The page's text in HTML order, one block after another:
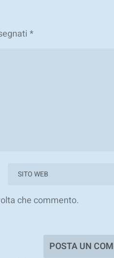
*
che commento.